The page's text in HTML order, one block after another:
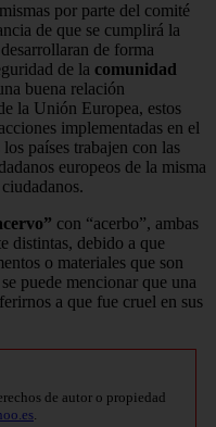
por parte del comité
de que se cumplirá la
de forma
de la comunidad
buena relación
la Unión Europea, estos
implementadas en el
países trabajen con las
europeos de la misma
con “acerbo”, ambas
distintas, debido a que
o materiales que son
puede mencionar que una
a que fue cruel en sus
de autor o propiedad